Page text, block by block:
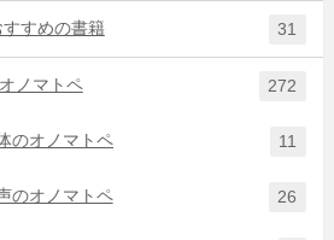
すすめの書籍 31
オノマトペ 272
のオノマトペ 11
のオノマトペ 26